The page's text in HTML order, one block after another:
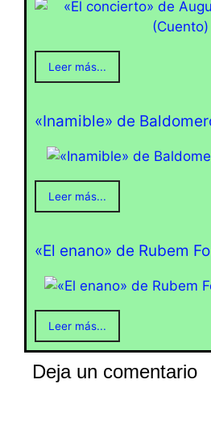
Leer más...
«Inamible» de
Leer más...
«El enano» de Rubem
Leer más...
Deja un comentario